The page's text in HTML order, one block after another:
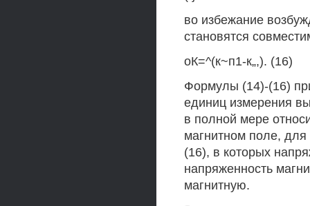
во избежание
становятся
оК=^(к~п1-к„,). (16)
Формулы (14)-(16)
единиц измерения
в полной мере
магнитном поле,
(16), в которых
напряженность
магнитную.